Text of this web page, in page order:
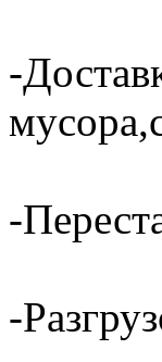
-
-
-